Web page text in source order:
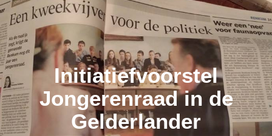
Initiatiefvoorstel
Jongerenraad in de
Gelderlander